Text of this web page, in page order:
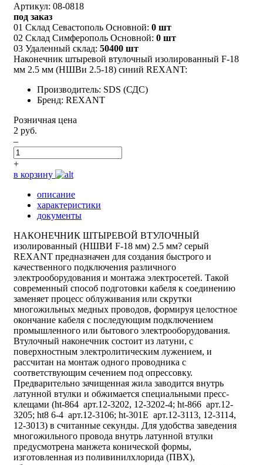
Артикул: 08-0818
под заказ
01 Склад Севастополь Основной: 0 шт
02 Склад Симферополь Основной: 0 шт
03 Удаленный склад: 50400 шт
Наконечник штыревой втулочный изолированный F-18
мм 2.5 мм (НШВи 2.5-18) синий REXANT:
Производитель: SDS (СДС)
Бренд: REXANT
Розничная цена
2 руб.
–
+
в корзину
описание
характеристики
документы
НАКОНЕЧНИК ШТЫРЕВОЙ ВТУЛОЧНЫЙ
изолированный (НШВИ F-18 мм) 2.5 мм? серый
REXANT предназначен для создания быстрого и
качественного подключения различного
электрооборудования и монтажа электросетей. Такой
современный способ подготовки кабеля к соединению
заменяет процесс облуживания или скрутки
многожильных медных проводов, формируя целостное
окончание кабеля с последующим подключением
промышленного или бытового электрооборудования.
Втулочный наконечник состоит из латуни, с
поверхностным электролитическим лужением, и
рассчитан на монтаж одного проводника с
соответствующим сечением под опрессовку.
Предварительно зачищенная жила заводится внутрь
латунной втулки и обжимается специальными пресс-
клещами (ht-864 арт.12-3202, 12-3202-4; ht-866 арт.12-
3205; ht8 6-4 арт.12-3106; ht-301E арт.12-3113, 12-3114,
12-3013) в считанные секунды. Для удобства заведения
многожильного провода внутрь латунной втулки
предусмотрена манжета конической формы,
изготовленная из поливинилхлорида (ПВХ),